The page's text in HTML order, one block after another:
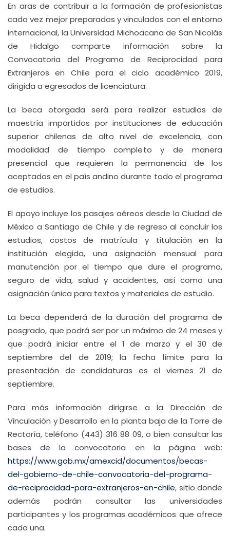
En aras de contribuir a la formación de profesionistas
cada vez mejor preparados y vinculados con el entorno
internacional, la Universidad Michoacana de San Nicolás
de Hidalgo comparte información sobre la
Convocatoria del Programa de Reciprocidad para
Extranjeros en Chile para el ciclo académico 2019,
dirigida a egresados de licenciatura.
La beca otorgada será para realizar estudios de
maestría impartidos por instituciones de educación
superior chilenas de alto nivel de excelencia, con
modalidad de tiempo completo y de manera
presencial que requieren la permanencia de los
aceptados en el país andino durante todo el programa
de estudios.
El apoyo incluye los pasajes aéreos desde la Ciudad de
México a Santiago de Chile y de regreso al concluir los
estudios, costos de matrícula y titulación en la
institución elegida, una asignación mensual para
manutención por el tiempo que dure el programa,
seguro de vida, salud y accidentes, así como una
asignación única para textos y materiales de estudio.
La beca dependerá de la duración del programa de
posgrado, que podrá ser por un máximo de 24 meses y
que podrá iniciar entre el 1 de marzo y el 30 de
septiembre del de 2019; la fecha límite para la
presentación de candidaturas es el viernes 21 de
septiembre.
Para más información dirigirse a la Dirección de
Vinculación y Desarrollo en la planta baja de la Torre de
Rectoría, teléfono (443) 316 88 09, o bien consultar las
bases de la convocatoria en la página web:
https://www.gob.mx/amexcid/documentos/becas-
del-gobierno-de-chile-convocatoria-del-programa-
de-reciprocidad-para-extranjeros-en-chile, sitio donde
además podrán consultar las universidades
participantes y los programas académicos que ofrece
cada una.